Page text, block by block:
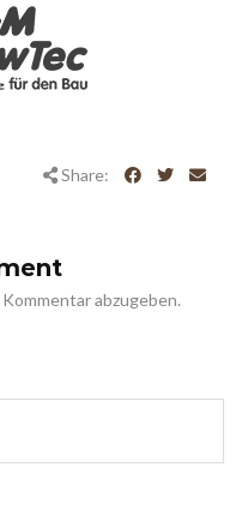
Share:
abzugeben.